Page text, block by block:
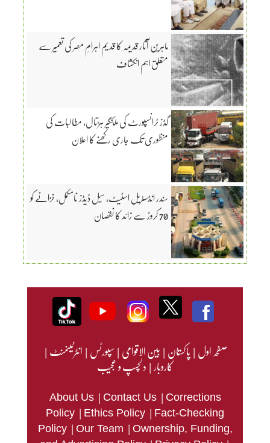
ماہرین آثار قدیمہ کا قدیم اہرامِ مصر کی تعمیر سے
متعلق اہم انکشاف
گڈز ٹرانسپورٹ کی ملکگیر ہڑتال، مطالبات کی
منظوری تک جاری رکھنے کا اعلان
سندر انڈسٹریل اسٹیٹ، سیل ڈیڈز نامکمل، خزانے کو
70 کروڑ سے زائد کا نقصان
صفحہ اول|پاکستان|بین الاقوامی|سپورٹس|انٹرٹینمنٹ|
کاروبار|دلچسپ و عجیب
About Us | Contact Us | Corrections
Policy | Ethics Policy | Fact-Checking
Policy | Our Team | Ownership, Funding,